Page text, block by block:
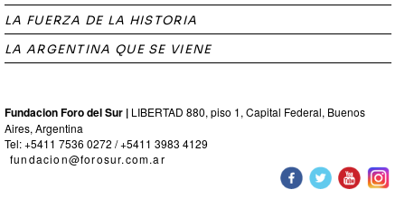
LA FUERZA DE LA HISTORIA
LA ARGENTINA QUE SE VIENE
Fundacion Foro del Sur | LIBERTAD 880, piso 1, Capital Federal, Buenos
Aires, Argentina
Tel: +5411 7536 0272 / +5411 3983 4129
fundacion@forosur.com.ar